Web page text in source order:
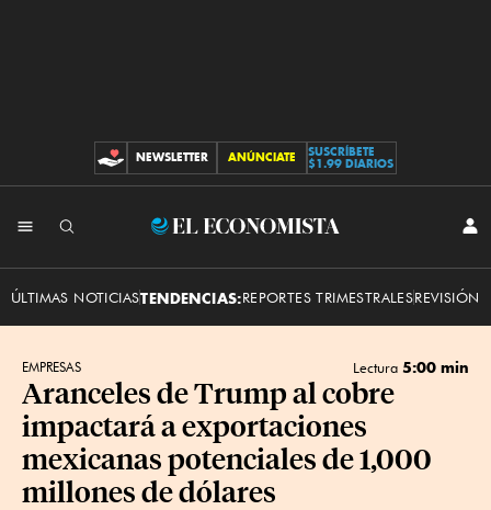
CONTRIBUCIONES
NEWSLETTER ANÚNCIATE
SUSCRÍBETE
$1.99 DIARIOS
El
ÚLTIMAS NOTICIASTENDENCIAS:REPORTES TRIMESTRALESREVISIÓN
EMPRESAS Lectura 5:00 min
Aranceles de Trump al cobre
impactará a exportaciones
mexicanas potenciales de 1,000
millones de dólares